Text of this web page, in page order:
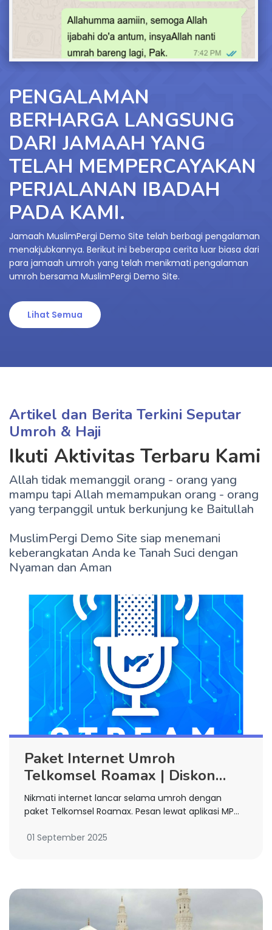
PENGALAMAN
BERHARGA LANGSUNG
DARI JAMAAH YANG
TELAH MEMPERCAYAKAN
PERJALANAN IBADAH
PADA KAMI.
Jamaah MuslimPergi Demo Site telah berbagi pengalaman
menakjubkannya. Berikut ini beberapa cerita luar biasa dari
para jamaah umroh yang telah menikmati pengalaman
umroh bersama MuslimPergi Demo Site.
Lihat Semua
Artikel dan Berita Terkini Seputar
Umroh & Haji
Ikuti Aktivitas Terbaru Kami
Allah tidak memanggil orang - orang yang
mampu tapi Allah memampukan orang - orang
yang terpanggil untuk berkunjung ke Baitullah
MuslimPergi Demo Site siap menemani
keberangkatan Anda ke Tanah Suci dengan
Paket Internet Umroh
Telkomsel Roamax | Diskon
Hingga 10% di MP Stream
Nikmati internet lancar selama umroh dengan
paket Telkomsel Roamax. Pesan lewat aplikasi MP
otomatis saat keberangkatan!
01 September 2025